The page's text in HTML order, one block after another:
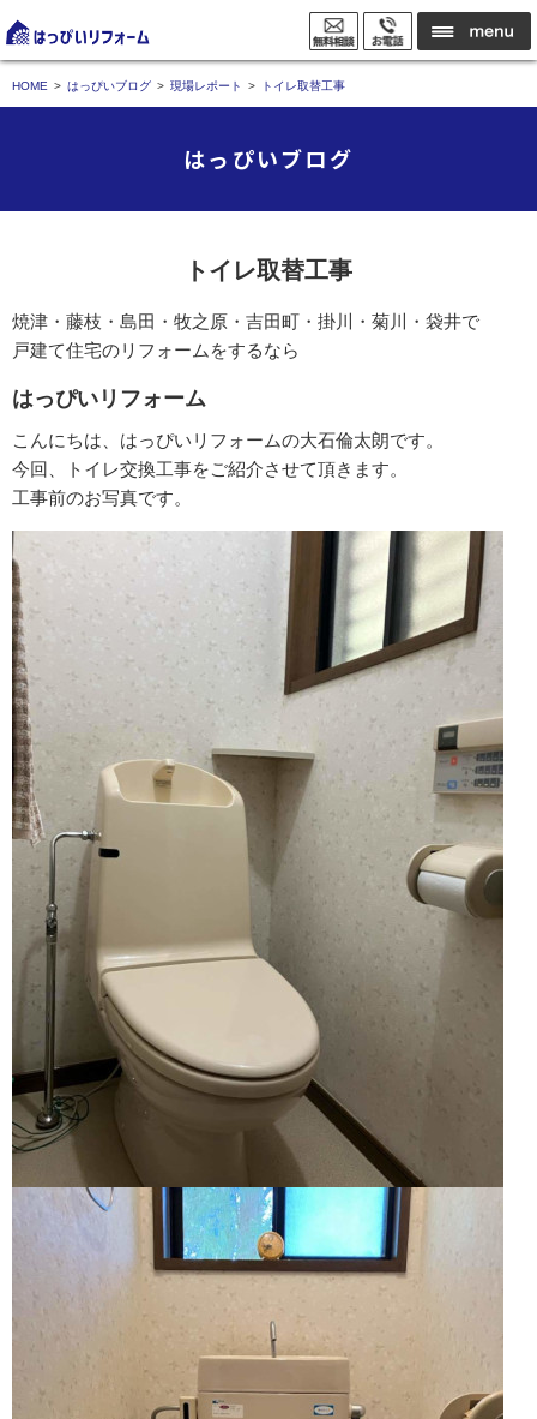
HOME はっぴいブログ 現場レポート トイレ取替工事
はっぴいブログ
トイレ取替工事
焼津・藤枝・島田・牧之原・吉田町・掛川・菊川・袋井で
戸建て住宅のリフォームをするなら
はっぴいリフォーム
こんにちは、はっぴいリフォームの大石倫太朗です。
今回、トイレ交換工事をご紹介させて頂きます。
工事前のお写真です。